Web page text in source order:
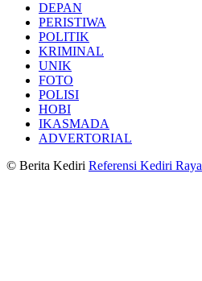
DEPAN
PERISTIWA
POLITIK
KRIMINAL
UNIK
FOTO
POLISI
HOBI
IKASMADA
ADVERTORIAL
© Berita Kediri Referensi Kediri Raya